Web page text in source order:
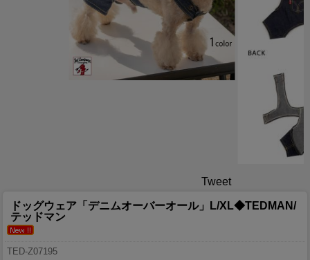
Tweet
ドッグウェア「デニムオーバーオール」L/XL◆TEDMAN/
テッドマン
TED-Z07195